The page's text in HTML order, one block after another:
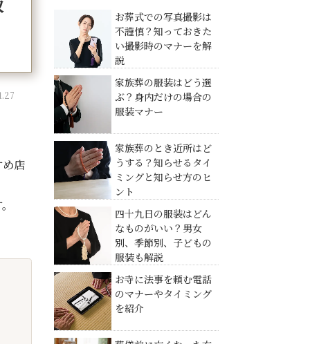
店
お葬式での写真撮影は
不謹慎？知っておきた
い撮影時のマナーを解
説
家族葬の服装はどう選
ぶ？身内だけの場合の
服装マナー
家族葬のとき近所はど
うする？知らせるタイ
ミングと知らせ方のヒ
ント
四十九日の服装はどん
なものがいい？男女
別、季節別、子どもの
服装も解説
お寺に法事を頼む電話
のマナーやタイミング
を紹介